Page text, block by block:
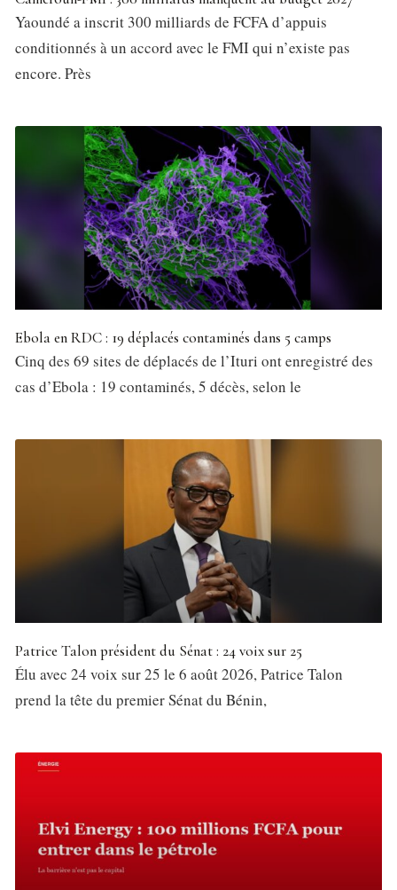
Yaoundé a inscrit 300 milliards de FCFA d’appuis
conditionnés à un accord avec le FMI qui n’existe pas
encore. Près
Ebola en RDC : 19 déplacés contaminés dans 5 camps
Cinq des 69 sites de déplacés de l’Ituri ont enregistré des
cas d’Ebola : 19 contaminés, 5 décès, selon le
Patrice Talon président du Sénat : 24 voix sur 25
Élu avec 24 voix sur 25 le 6 août 2026, Patrice Talon
prend la tête du premier Sénat du Bénin,